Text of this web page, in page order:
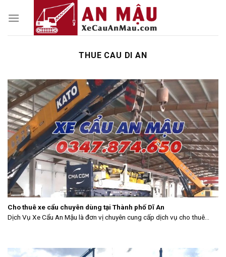
THUE CAU DI AN
Cho thuê xe cẩu chuyên dùng tại Thành phố Dĩ An
Dịch Vụ Xe Cẩu An Mậu là đơn vị chuyên cung cấp dịch vụ cho thuê...